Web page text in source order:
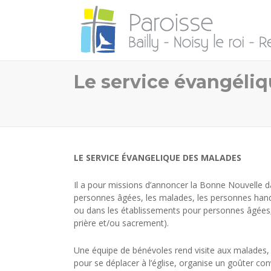
Le service
LE SERVICE ÉVANGELIQUE DES MALADES
Il a pour missions d’annoncer la Bonne Nouvelle
personnes âgées, les malades, les personnes
ou dans les établissements pour personnes
prière et/ou sacrement).
Une équipe de bénévoles rend visite aux
pour se déplacer à l’église, organise un goûter